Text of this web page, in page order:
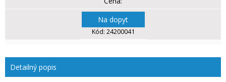
Na dopyt
Kód: 24200041
Detailný popis